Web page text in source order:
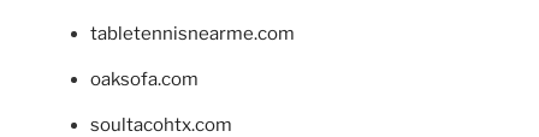
tabletennisnearme.com
oaksofa.com
soultacohtx.com